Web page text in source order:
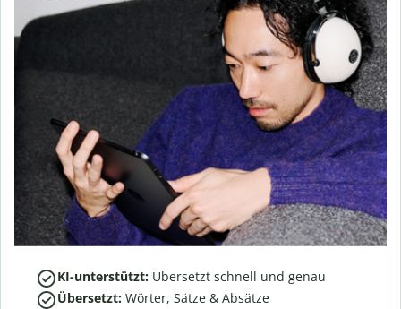
KI-unterstützt: Übersetzt schnell und genau
Übersetzt: Wörter, Sätze & Absätze